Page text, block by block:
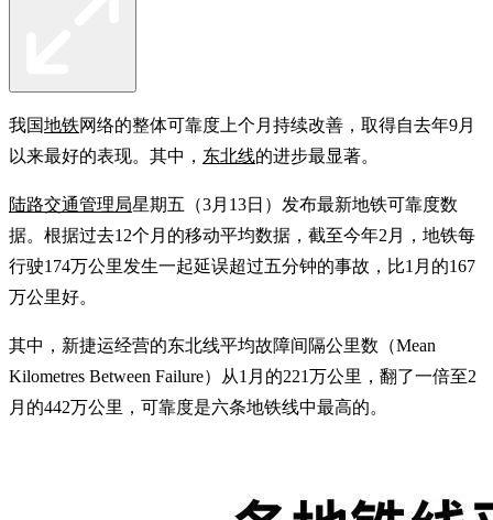
我国地铁网络的整体可靠度上个月持续改善，取得自去年9月
以来最好的表现。其中， 东北线的进步最显著。
陆路交通管理局星期五（3月13日）发布最新地铁可靠度数
据。根据过去12个月的移动平均数据，截至今年2月，地铁每
行驶174万公里发生一起延误超过五分钟的事故，比1月的167
万公里好。
其中，新捷运经营的东北线平均故障间隔公里数（Mean
Kilometres Between Failure）从1月的221万公里，翻了一倍至2
月的442万公里，可靠度是六条地铁线中最高的。